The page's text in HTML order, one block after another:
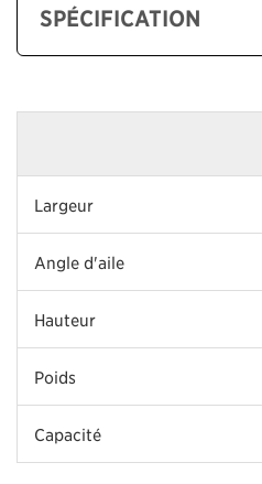
SPÉCIFICATION
Largeur
Angle d'aile
Hauteur
Poids
Capacité